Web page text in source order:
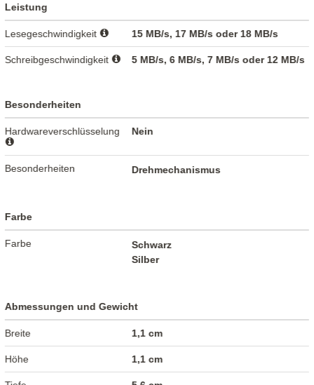
Leistung
Lesegeschwindigkeit 15 MB/s, 17 MB/s oder 18 MB/s
Schreibgeschwindigkeit 5 MB/s, 6 MB/s, 7 MB/s oder 12 MB/s
Besonderheiten
Hardwareverschlüsselung Nein
Besonderheiten Drehmechanismus
Farbe
Farbe
Schwarz
Silber
Abmessungen und Gewicht
Breite 1,1 cm
Höhe 1,1 cm